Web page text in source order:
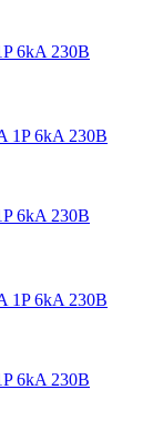
6kA 230В
6kA 230В
6kA 230В